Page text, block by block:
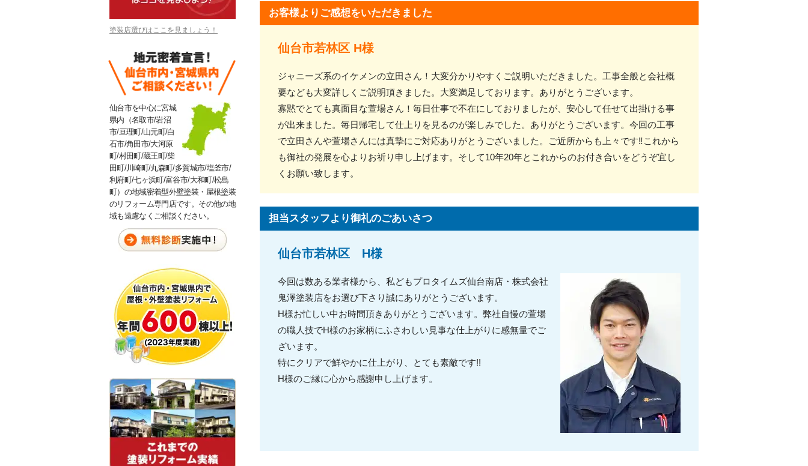
お客様よりご感想をいただきました
仙台市若林区 H様
ジャニーズ系のイケメンの立田さん！大変分かりやすくご説明いただきました。工事全般と会社概
要なども大変詳しくご説明頂きました。大変満足しております。ありがとうございます。
寡黙でとても真面目な萱場さん！毎日仕事で不在にしておりましたが、安心して任せて出掛ける事
が出来ました。毎日帰宅して仕上りを見るのが楽しみでした。ありがとうございます。今回の工事
で立田さんや萱場さんには真摯にご対応ありがとうございました。ご近所からも上々です‼︎これから
も御社の発展を心よりお祈り申し上げます。そして10年20年とこれからのお付き合いをどうぞ宜し
くお願い致します。
担当スタッフより御礼のごあいさつ
仙台市若林区 H様
今回は数ある業者様から、私どもプロタイムズ仙台南店・株式会社
鬼澤塗装店をお選び下さり誠にありがとうございます。
H様お忙しい中お時間頂きありがとうございます。弊社自慢の萱場
の職人技でH様のお家柄にふさわしい見事な仕上がりに感無量でご
ざいます。
特にクリアで鮮やかに仕上がり、とても素敵です!!
H様のご縁に心から感謝申し上げます。
塗装店選びはここを見ましょう！
仙台市を中心に宮城
県内（名取市/岩沼
市/亘理町/山元町/白
石市/角田市/大河原
町/村田町/蔵王町/柴
田町/川崎町/丸森町/多賀城市/塩釜市/
利府町/七ヶ浜町/富谷市/大和町/松島
町）の地域密着型外壁塗装・屋根塗装
のリフォーム専門店です。その他の地
域も遠慮なくご相談ください。